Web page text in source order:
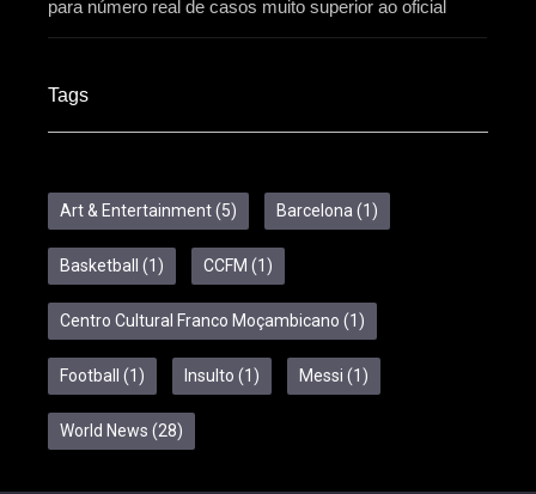
para número real de casos muito superior ao oficial
Tags
Art & Entertainment(5) Barcelona (1)
Basketball (1) CCFM (1)
Centro Cultural Franco Moçambicano (1)
Football (1) Insulto (1) Messi (1)
World News (28)